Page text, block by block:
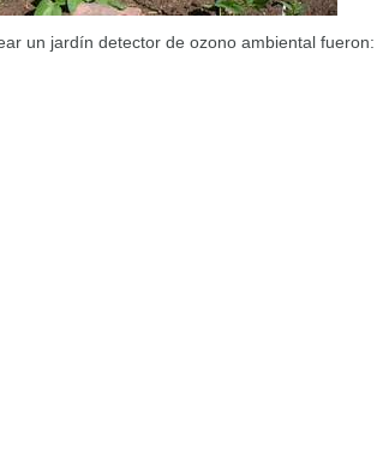
un jardín detector de ozono ambiental fueron: